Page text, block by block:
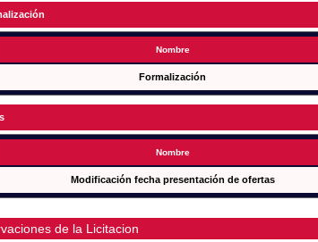
Nombre
Formalización
Nombre
Modificación fecha presentación de ofertas
de la Licitacion